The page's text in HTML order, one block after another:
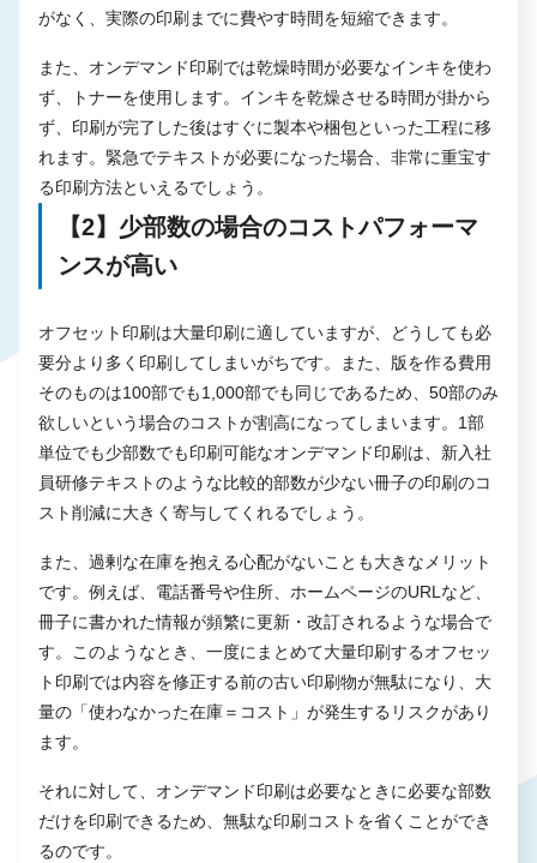
がなく、実際の印刷までに費やす時間を短縮できます。
また、オンデマンド印刷では乾燥時間が必要なインキを使わ
ず、トナーを使用します。インキを乾燥させる時間が掛から
ず、印刷が完了した後はすぐに製本や梱包といった工程に移
れます。緊急でテキストが必要になった場合、非常に重宝す
る印刷方法といえるでしょう。
【2】少部数の場合のコストパフォーマ
ンスが高い
オフセット印刷は大量印刷に適していますが、どうしても必
要分より多く印刷してしまいがちです。また、版を作る費用
そのものは100部でも1,000部でも同じであるため、50部のみ
欲しいという場合のコストが割高になってしまいます。1部
単位でも少部数でも印刷可能なオンデマンド印刷は、新入社
員研修テキストのような比較的部数が少ない冊子の印刷のコ
スト削減に大きく寄与してくれるでしょう。
また、過剰な在庫を抱える心配がないことも大きなメリット
です。例えば、電話番号や住所、ホームページのURLなど、
冊子に書かれた情報が頻繁に更新・改訂されるような場合で
す。このようなとき、一度にまとめて大量印刷するオフセッ
ト印刷では内容を修正する前の古い印刷物が無駄になり、大
量の「使わなかった在庫＝コスト」が発生するリスクがあり
ます。
それに対して、オンデマンド印刷は必要なときに必要な部数
だけを印刷できるため、無駄な印刷コストを省くことができ
るのです。